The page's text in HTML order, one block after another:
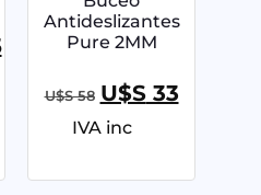
Antideslizantes
Pure 2MM
U$S58 U$S33
IVA inc